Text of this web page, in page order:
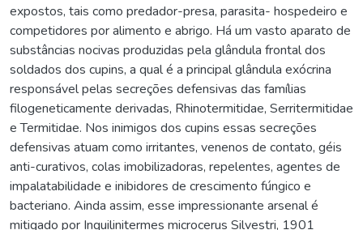
expostos, tais como predador-presa, parasita- hospedeiro e
competidores por alimento e abrigo. Há um vasto aparato de
substâncias nocivas produzidas pela glândula frontal dos
soldados dos cupins, a qual é a principal glândula exócrina
responsável pelas secreções defensivas das famílias
filogeneticamente derivadas, Rhinotermitidae, Serritermitidae
e Termitidae. Nos inimigos dos cupins essas secreções
defensivas atuam como irritantes, venenos de contato, géis
anti-curativos, colas imobilizadoras, repelentes, agentes de
impalatabilidade e inibidores de crescimento fúngico e
bacteriano. Ainda assim, esse impressionante arsenal é
mitigado por Inquilinitermes microcerus Silvestri, 1901